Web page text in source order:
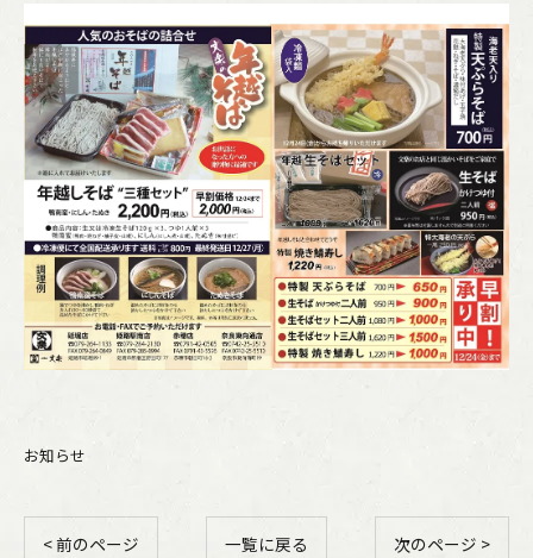
お知らせ
< 前のページ 一覧に戻る 次のページ >